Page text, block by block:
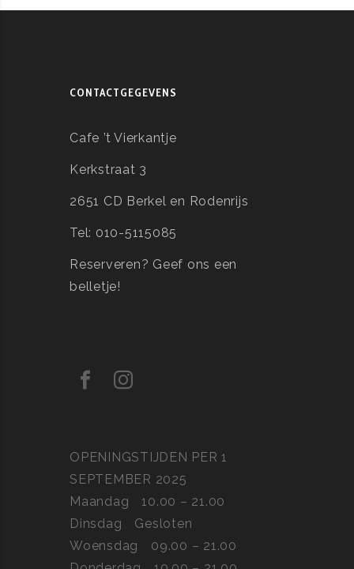
CONTACTGEGEVENS
Cafe ’t Vierkantje
Kerkstraat 3
2651 CD Berkel en Rodenrijs
Tel: 010-5115085
Reserveren? Geef ons een
belletje!
OPENINGSTIJDEN PER 1
SEPTEMBER 2025
Maandag
10.00 – 21.00
Dinsdag
Gesloten
Woensdag
09.00 – 21.00